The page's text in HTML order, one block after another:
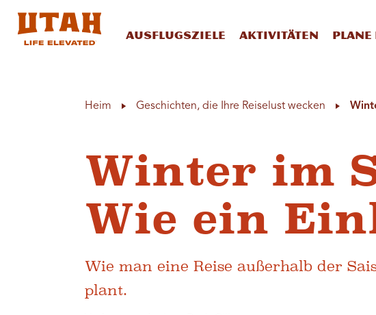
Ausflugsziele Aktivitäten Plane
Heim Geschichten, die Ihre Reiselust wecken
Winter im
Wie ein
Wie man eine Reise außerhalb der
plant.